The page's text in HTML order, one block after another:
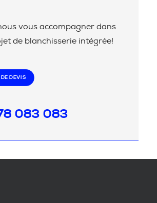
vous accompagner dans
de blanchisserie intégrée!
DEVIS
083 083